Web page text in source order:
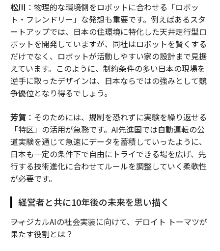
松川 ：物理的な環境側をロボットに合わせる「ロボッ
ト・フレンドリー」な発想も重要です。例えばあるスタ
ートアップでは、日本の住環境に特化した天井走行型ロ
ボットを開発していますが、同社はロボットを賢くする
だけでなく、ロボットが活動しやすい家の設計まで見据
えています。このように、制約条件の多い日本の現場を
逆手に取ったデザインは、日本ならではの強みとして競
争優位となり得るでしょう。
芳賀 ：そのためには、規制を恐れずに実験を繰り返せる
「特区」の活用が急務です。AI先進国では自動運転の公
道実験を通じて急速にデータを蓄積していったように、
日本も一定の条件下で自由にトライできる場を広げ、先
行する技術進化に合わせてルールを調整していく柔軟性
が必要です。
経営者と共に10年後の未来を思い描く
――フィジカルAIの社会実装に向けて、デロイト トーマツが
果たす役割とは？